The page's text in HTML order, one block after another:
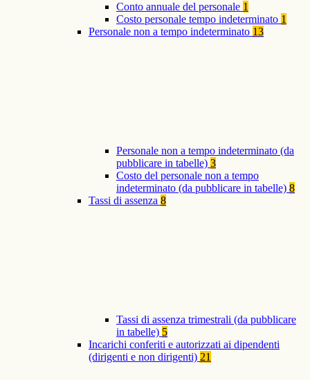
Conto annuale del personale 1
Costo personale tempo indeterminato 1
Personale non a tempo indeterminato 13
Personale non a tempo indeterminato (da
pubblicare in tabelle) 3
Costo del personale non a tempo
indeterminato (da pubblicare in tabelle) 8
Tassi di assenza 8
Tassi di assenza trimestrali (da pubblicare
in tabelle) 5
Incarichi conferiti e autorizzati ai dipendenti
(dirigenti e non dirigenti) 21